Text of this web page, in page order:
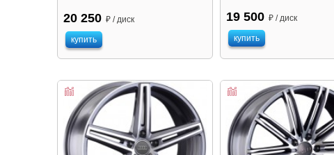
20 250 ₽ / диск
купить
19 500 ₽ / диск
купить